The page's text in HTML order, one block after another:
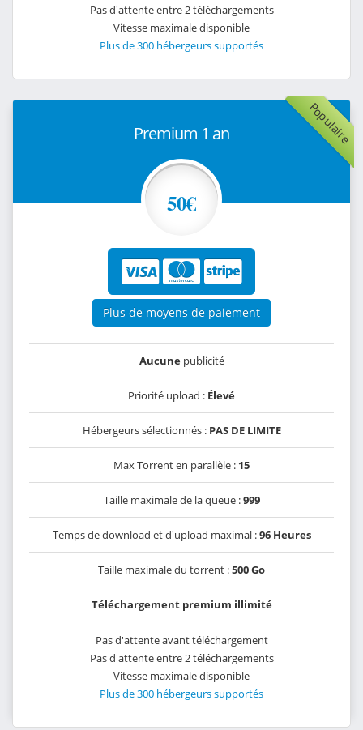
Pas d'attente entre 2 téléchargements
Vitesse maximale disponible
Plus de 300 hébergeurs supportés
Populaire
Premium 1 an
50€
Plus de moyens de paiement
Aucunepublicité
Priorité upload : Élevé
Hébergeurs sélectionnés : PAS DE LIMITE
Max Torrent en parallèle : 15
Taille maximale de la queue :999
Temps de download et d'upload maximal :96 Heures
Taille maximale du torrent :500 Go
Téléchargement premium illimité
Pas d'attente avant téléchargement
Pas d'attente entre 2 téléchargements
Vitesse maximale disponible
Plus de 300 hébergeurs supportés